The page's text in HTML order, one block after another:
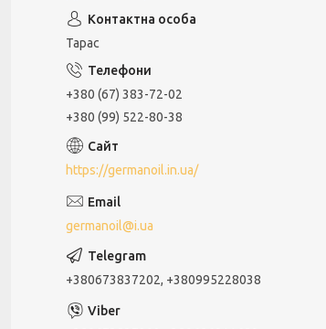
Тарас
+380 (67) 383-72-02
+380 (99) 522-80-38
https://germanoil.in.ua/
germanoil@i.ua
+380673837202, +380995228038